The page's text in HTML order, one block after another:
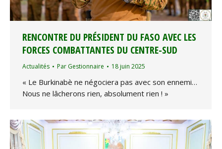
RENCONTRE DU PRÉSIDENT DU FASO AVEC LES
FORCES COMBATTANTES DU CENTRE-SUD
Actualités Par Gestionnaire 18 juin 2025
« Le Burkinabè ne négociera pas avec son ennemi…
Nous ne lâcherons rien, absolument rien ! »